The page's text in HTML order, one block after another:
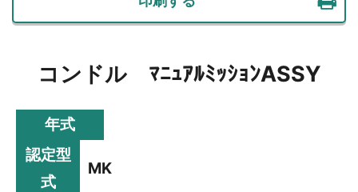
コンドル ﾏﾆｭｱﾙﾐｯｼｮﾝASSY
年式
認定型
式
MK